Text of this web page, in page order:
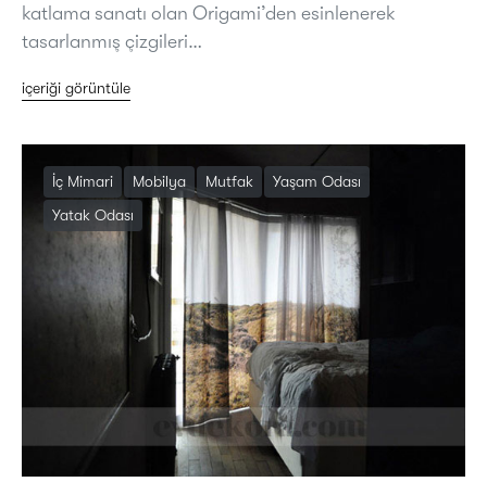
katlama sanatı olan Origami’den esinlenerek
tasarlanmış çizgileri…
içeriği görüntüle
İç Mimari Mobilya Mutfak
Yaşam Odası
Yatak Odası